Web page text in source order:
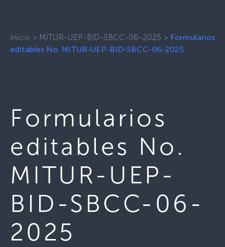
Inicio > MITUR-UEP-BID-SBCC-06-2025 > Formularios
editables No. MITUR-UEP-BID-SBCC-06-2025
Formularios
editables No.
MITUR-UEP-
BID-SBCC-06-
2025